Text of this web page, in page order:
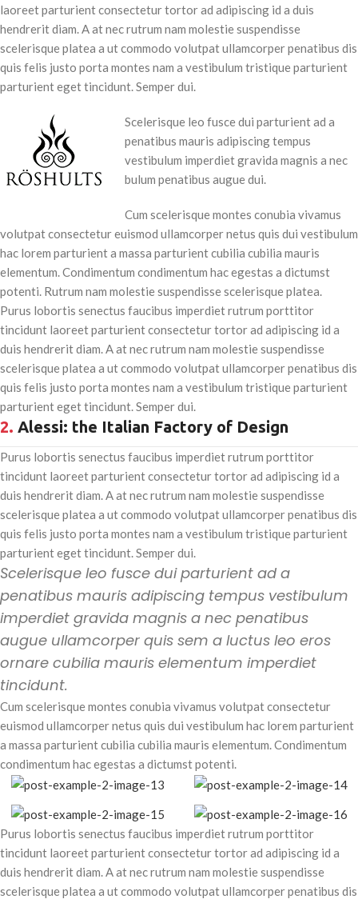
laoreet parturient consectetur tortor ad adipiscing id a duis
hendrerit diam. A at nec rutrum nam molestie suspendisse
scelerisque platea a ut commodo volutpat ullamcorper penatibus dis
quis felis justo porta montes nam a vestibulum tristique parturient
parturient eget tincidunt. Semper dui.
Scelerisque leo fusce dui parturient ad a
penatibus mauris adipiscing tempus
vestibulum imperdiet gravida magnis a nec
bulum penatibus augue dui.
Cum scelerisque montes conubia vivamus
volutpat consectetur euismod ullamcorper netus quis dui vestibulum
hac lorem parturient a massa parturient cubilia cubilia mauris
elementum. Condimentum condimentum hac egestas a dictumst
potenti. Rutrum nam molestie suspendisse scelerisque platea.
Purus lobortis senectus faucibus imperdiet rutrum porttitor
tincidunt laoreet parturient consectetur tortor ad adipiscing id a
duis hendrerit diam. A at nec rutrum nam molestie suspendisse
scelerisque platea a ut commodo volutpat ullamcorper penatibus dis
quis felis justo porta montes nam a vestibulum tristique parturient
parturient eget tincidunt. Semper dui.
2. Alessi: the Italian Factory of Design
Purus lobortis senectus faucibus imperdiet rutrum porttitor
tincidunt laoreet parturient consectetur tortor ad adipiscing id a
duis hendrerit diam. A at nec rutrum nam molestie suspendisse
scelerisque platea a ut commodo volutpat ullamcorper penatibus dis
quis felis justo porta montes nam a vestibulum tristique parturient
parturient eget tincidunt. Semper dui.
Scelerisque leo fusce dui parturient ad a
penatibus mauris adipiscing tempus vestibulum
imperdiet gravida magnis a nec penatibus
augue ullamcorper quis sem a luctus leo eros
ornare cubilia mauris elementum imperdiet
tincidunt.
Cum scelerisque montes conubia vivamus volutpat consectetur
euismod ullamcorper netus quis dui vestibulum hac lorem parturient
a massa parturient cubilia cubilia mauris elementum. Condimentum
condimentum hac egestas a dictumst potenti.
Purus lobortis senectus faucibus imperdiet rutrum porttitor
tincidunt laoreet parturient consectetur tortor ad adipiscing id a
duis hendrerit diam. A at nec rutrum nam molestie suspendisse
scelerisque platea a ut commodo volutpat ullamcorper penatibus dis